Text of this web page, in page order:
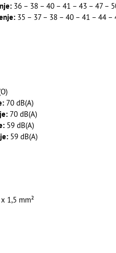
36 – 38 – 40 – 41 – 43 – 47 –
35 – 37 – 38 – 40 – 41 – 44 –
70 dB(A)
70 dB(A)
59 dB(A)
59 dB(A)
1,5 mm²